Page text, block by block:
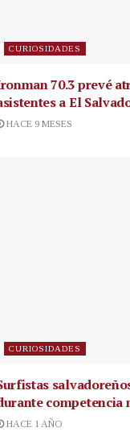
CURIOSIDADES
70.3 prevé
a El
HACE 9 MESES
CURIOSIDADES
competencia
HACE 1 AÑO